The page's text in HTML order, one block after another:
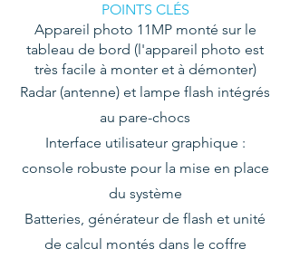
POINTS CLÉS
Appareil photo 11MP monté sur le
tableau de bord (l'appareil photo est
très facile à monter et à démonter)
Radar (antenne) et lampe flash intégrés
au pare-chocs
Interface utilisateur graphique :
console robuste pour la mise en place
du système
Batteries, générateur de flash et unité
de calcul montés dans le coffre